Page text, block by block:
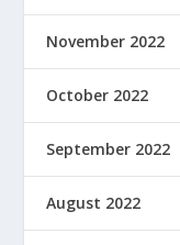
November 2022
October 2022
September 2022
August 2022